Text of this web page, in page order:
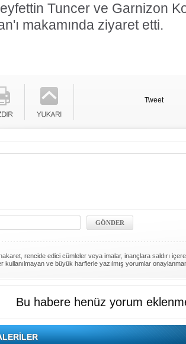
Tuncer ve Garnizon
makamında ziyaret etti.
Tweet
rencide edici cümleler veya imalar, inançlara saldırı
kullanılmayan ve büyük harflerle yazılmış yorumlar
Bu habere henüz yorum